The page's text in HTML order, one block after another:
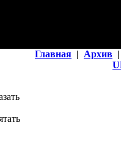
Главная | Архив |